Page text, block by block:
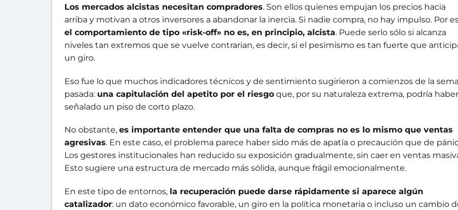
Los mercados alcistas necesitan compradores. Son ellos quienes empujan los precios hacia
arriba y motivan a otros inversores a abandonar la inercia. Si nadie compra, no hay impulso. Por
el comportamiento de tipo «risk-off» no es, en principio, alcista. Puede serlo sólo si alcanza
niveles tan extremos que se vuelve contrarian, es decir, si el pesimismo es tan fuerte que
un giro.
Eso fue lo que muchos indicadores técnicos y de sentimiento sugirieron a comienzos de la
pasada: una capitulación del apetito por el riesgo que, por su naturaleza extrema, podría haber
señalado un piso de corto plazo.
No obstante, es importante entender que una falta de compras no es lo mismo que ventas
agresivas. En este caso, el problema parece haber sido más de apatía o precaución que de
Los gestores institucionales han reducido su exposición gradualmente, sin caer en ventas
Esto sugiere una estructura de mercado más sólida, aunque frágil emocionalmente.
En este tipo de entornos, la recuperación puede darse rápidamente si aparece algún
catalizador: un dato económico favorable, un giro en la política monetaria o incluso un cambio